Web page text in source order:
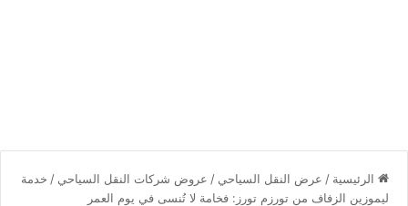
الرئيسية / عرض النقل السياحي / عروض شركات النقل السياحي / خدمة
ليموزين الزفاف من تورزم تورز: فخامة لا تُنسى في يوم العمر